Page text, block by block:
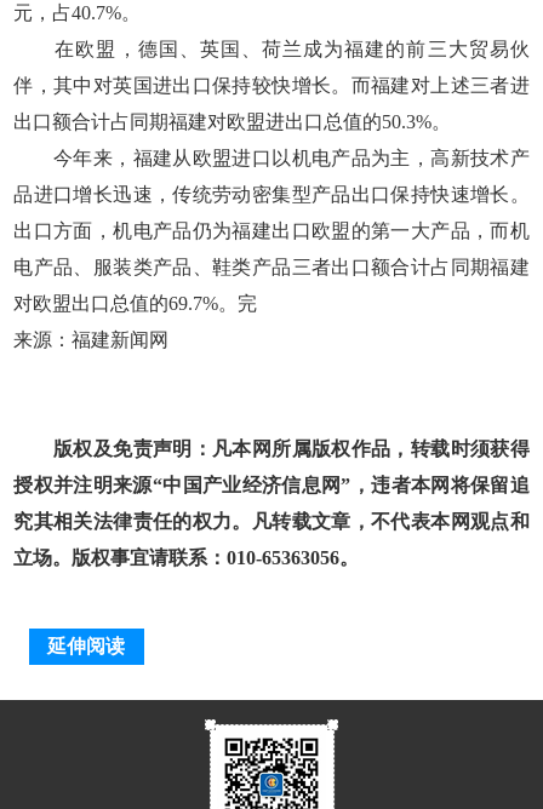
元，占40.7%。
在欧盟，德国、英国、荷兰成为福建的前三大贸易伙
伴，其中对英国进出口保持较快增长。而福建对上述三者进
出口额合计占同期福建对欧盟进出口总值的50.3%。
今年来，福建从欧盟进口以机电产品为主，高新技术产
品进口增长迅速，传统劳动密集型产品出口保持快速增长。
出口方面，机电产品仍为福建出口欧盟的第一大产品，而机
电产品、服装类产品、鞋类产品三者出口额合计占同期福建
对欧盟出口总值的69.7%。完
来源：福建新闻网
版权及免责声明：凡本网所属版权作品，转载时须获得
授权并注明来源“中国产业经济信息网”，违者本网将保留追
究其相关法律责任的权力。凡转载文章，不代表本网观点和
立场。版权事宜请联系：010-65363056。
延伸阅读